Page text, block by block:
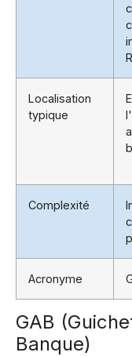
Localisation
typique
Complexité
Acronyme
GAB
Banque)